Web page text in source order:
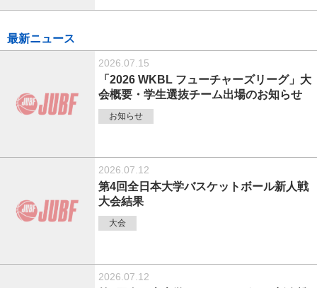
最新ニュース
2026.07.15
「2026 WKBL フューチャーズリーグ」大
会概要・学生選抜チーム出場のお知らせ
お知らせ
2026.07.12
第4回全日本大学バスケットボール新人戦
大会結果
大会
2026.07.12